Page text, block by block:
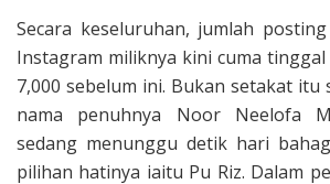
Secara keseluruhan, jumlah
Instagram miliknya kini cuma
7,000 sebelum ini. Bukan setakat itu
nama penuhnya Noor Neelofa
sedang menunggu detik hari
pilihan hatinya iaitu Pu Riz. Dalam